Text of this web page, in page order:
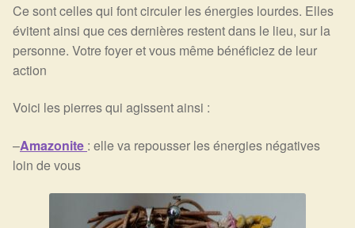
Ce sont celles qui font circuler les énergies lourdes. Elles
évitent ainsi que ces dernières restent dans le lieu, sur la
personne. Votre foyer et vous même bénéficiez de leur
action
Voici les pierres qui agissent ainsi :
–Amazonite : elle va repousser les énergies négatives
loin de vous